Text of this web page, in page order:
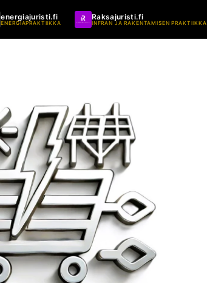
energiajuristi.fi
ENERGIAPRAKTIIKKA
Raksajuristi.fi
INFRAN JA RAKENTAMISEN PRAKTIIKKA